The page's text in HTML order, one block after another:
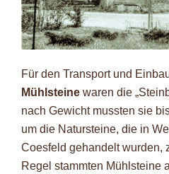
Für den Transport und
Mühlsteine waren die
nach Gewicht mussten sie
um die Natursteine, die in
Coesfeld gehandelt wurden,
Regel stammten Mühlsteine